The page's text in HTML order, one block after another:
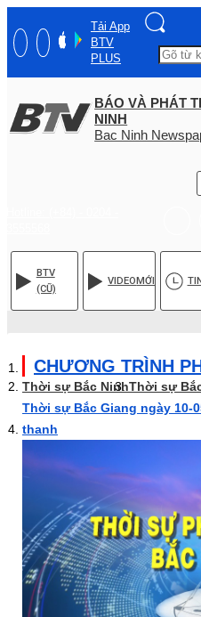
Tải App
BTV
PLUS
BÁO VÀ PHÁT
NINH
Bac Ninh
BTV
(CŨ)
VIDEOMỚI
CHƯƠNG TRÌNH
Thời sự Bắc NinhThời sự
Thời sự Bắc Giang ngày 10-
thanh